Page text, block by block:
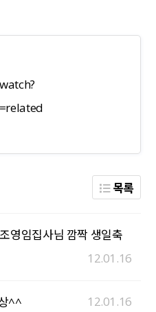
목록
영임집사님 깜짝 생일축
12.01.16
^^ 12.01.16